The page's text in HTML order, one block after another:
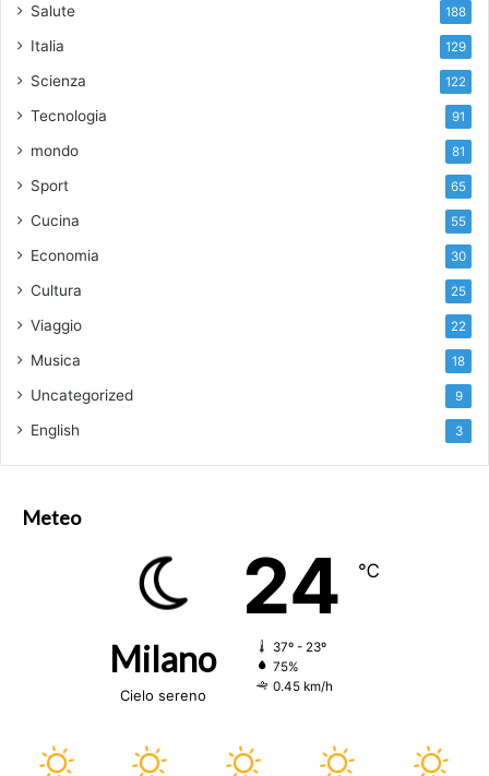
Salute 188
Italia 129
Scienza 122
Tecnologia 91
mondo 81
Sport 65
Cucina 55
Economia 30
Cultura 25
Viaggio 22
Musica 18
Uncategorized 9
English 3
Meteo
Milano
Cielo sereno
24 ℃
37º - 23º
75%
0.45 km/h